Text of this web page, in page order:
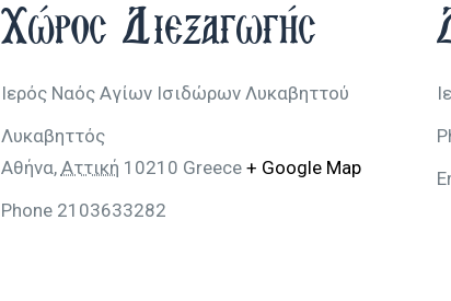
Χώρος Διεξαγωγής
Ιερός Ναός Αγίων Ισιδώρων Λυκαβηττού
Λυκαβηττός
Αθήνα, Αττική 10210 Greece + Google Map
Phone 2103633282